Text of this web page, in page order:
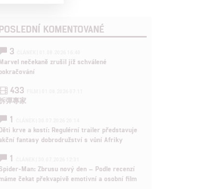
KOMENTOVANÉ
3
nečekaně zrušil již schválené
433
彈專家
1
krve a kostí: Regulérní trailer představuje
fantasy dobrodružství s vůní Afriky
1
Man: Zbrusu nový den – Podle recenzí
čekat překvapivě emotivní a osobní film
chyb,